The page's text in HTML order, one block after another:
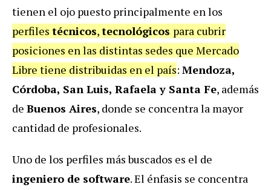
tienen el ojo puesto principalmente en los
perfiles técnicos,tecnológicos para cubrir
posiciones en las distintas sedes que Mercado
Libre tiene distribuidas en el país: Mendoza,
Córdoba, San Luis, Rafaela y Santa Fe, además
de Buenos Aires, donde se concentra la mayor
cantidad de profesionales.
Uno de los perfiles más buscados es el de
ingeniero de software. El énfasis se concentra